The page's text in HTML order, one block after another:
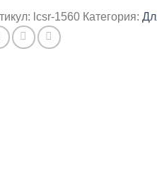
lcsr-1560 Категория: